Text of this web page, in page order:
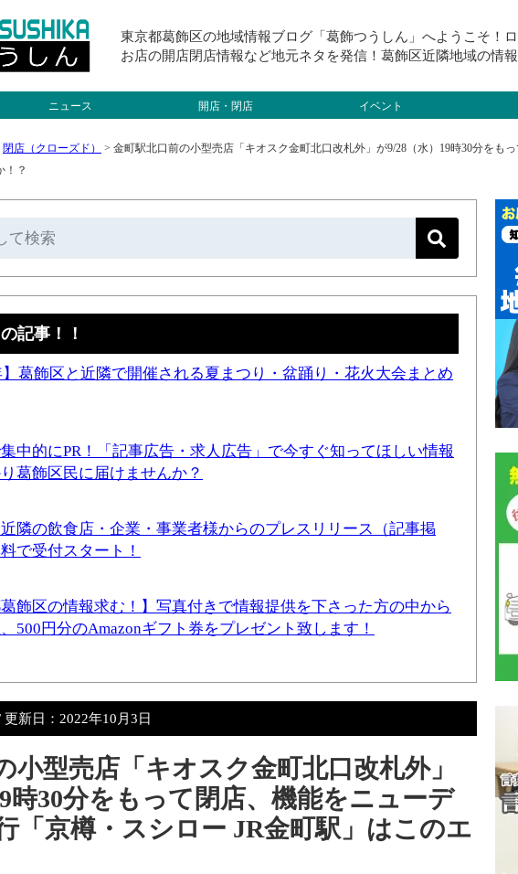
東京都葛飾区の地域情報ブログ「葛飾つうしん」へようこそ！
お店の開店閉店情報など地元ネタを発信！葛飾区近隣地域の情
ニュース 開店・閉店 イベント
閉店（クローズド） > 金町駅北口前の小型売店「キオスク金町北口改札外」が9/28（水）19時30分をも
！？
記事！！
】葛飾区と近隣で開催される夏まつり・盆踊り・花火大会まとめ
中的にPR！「記事広告・求人広告」で今すぐ知ってほしい情報
葛飾区民に届けませんか？
隣の飲食店・企業・事業者様からのプレスリリース（記事掲
で受付スタート！
葛飾区の情報求む！】写真付きで情報提供を下さった方の中から
500円分のAmazonギフト券をプレゼント致します！
更新日： 2022年10月3日
小型売店「キオスク金町北口改札外」
時30分をもって閉店、機能をニューデ
「京樽・スシロー JR金町駅」はこのエ